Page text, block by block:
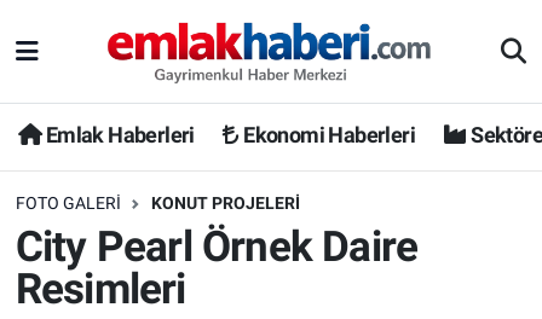
Emlak Haberleri Ekonomi Haberleri
FOTO GALERI KONUT PROJELERI
City Pearl Örnek Daire
Resimleri